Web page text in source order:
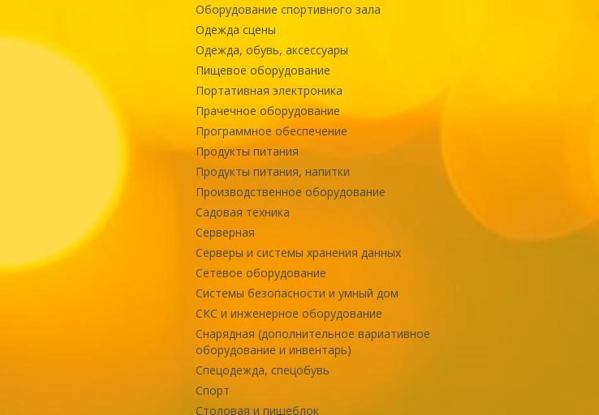
Оборудование спортивного зала
Одежда сцены
Одежда, обувь, аксессуары
Пищевое оборудование
Портативная электроника
Прачечное оборудование
Программное обеспечение
Продукты питания
Продукты питания, напитки
Производственное оборудование
Садовая техника
Серверная
Серверы и системы хранения данных
Сетевое оборудование
Системы безопасности и умный дом
СКС и инженерное оборудование
Снарядная (дополнительное вариативное
оборудование и инвентарь)
Спецодежда, спецобувь
Спорт
Столовая и пищеблок